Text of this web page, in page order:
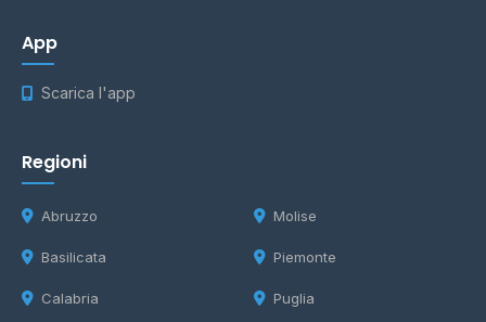
App
Scarica l'app
Regioni
Abruzzo
Basilicata
Calabria
Molise
Piemonte
Puglia